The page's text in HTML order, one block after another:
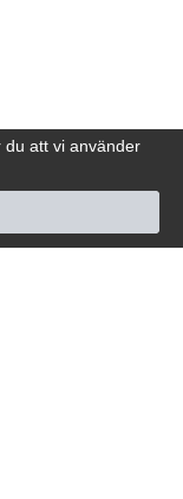
du att vi använder